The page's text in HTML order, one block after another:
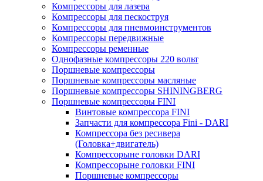
Компрессоры для лазера
Компрессоры для пескоструя
Компрессоры для пневмоинструментов
Компрессоры передвижные
Компрессоры ременные
Однофазные компрессоры 220 вольт
Поршневые компрессоры
Поршневые компрессоры масляные
Поршневые компрессоры SHININGBERG
Поршневые компрессоры FINI
Винтовые компрессора FINI
Запчасти для компрессора Fini - DARI
Компрессора без ресивера
(Головка+двигатель)
Компрессорыне головки DARI
Компрессорыне головки FINI
Поршневые компрессоры